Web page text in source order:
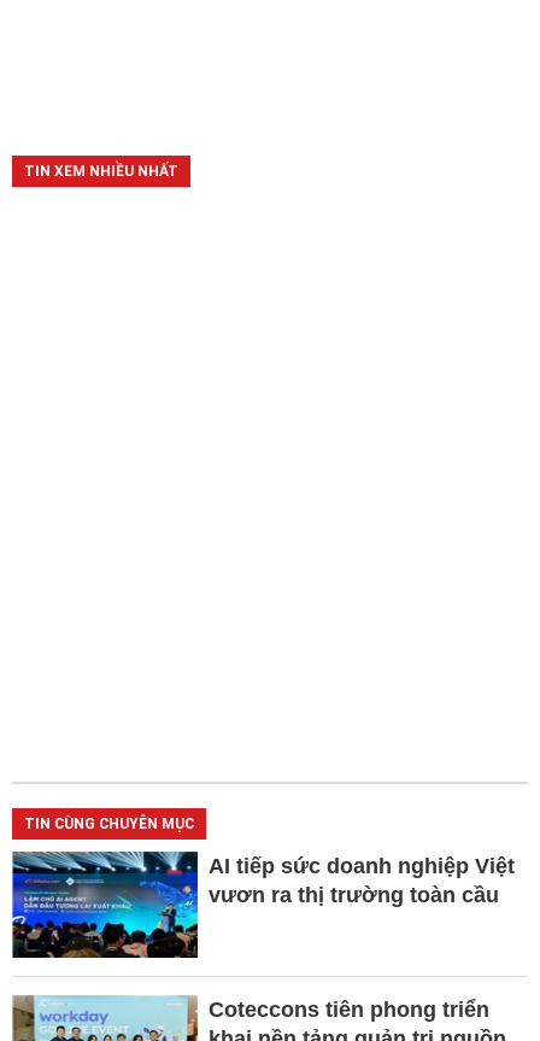
TIN XEM NHIỀU NHẤT
TIN CÙNG CHUYÊN MỤC
AI tiếp sức doanh nghiệp Việt
vươn ra thị trường toàn cầu
Coteccons tiên phong triển